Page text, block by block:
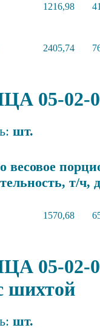
1216,98
2405,74
05-02-
шт.
весовое
т/ч,
1570,68
05-02-
шихтой
шт.